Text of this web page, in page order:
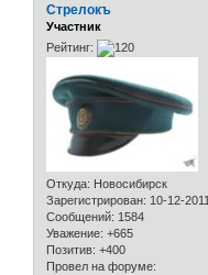
Стрелокъ
Участник
Рейтинг:
Откуда: Новосибирск
Зарегистрирован: 10-12-2011
Сообщений: 1584
Уважение: +665
Позитив: +400
Провел на форуме: